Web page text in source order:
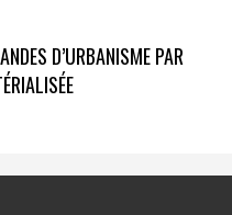
D’URBANISME PAR